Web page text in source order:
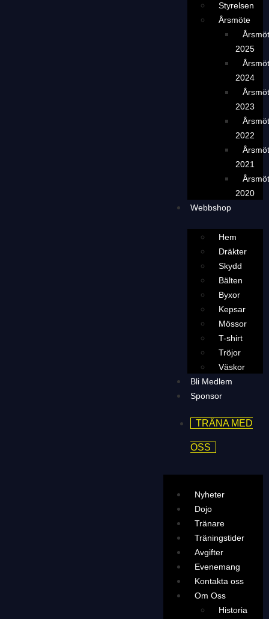
Styrelsen
Årsmöte
2025
2024
2023
2022
2021
2020
Webbshop
Hem
Dräkter
Skydd
Bälten
Byxor
Kepsar
Mössor
T-shirt
Tröjor
Väskor
Bli Medlem
Sponsor
TRÄNA MED
OSS
Nyheter
Dojo
Tränare
Träningstider
Avgifter
Evenemang
Kontakta oss
Om Oss
Historia